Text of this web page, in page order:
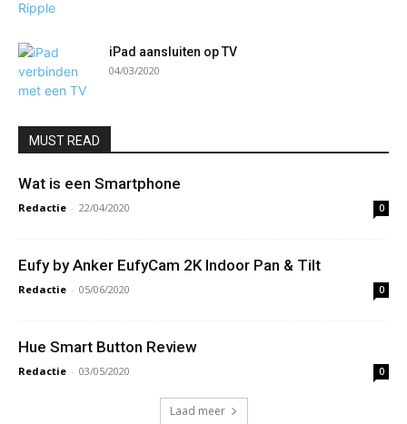
iPad aansluiten op TV
04/03/2020
MUST READ
Wat is een Smartphone
Redactie - 22/04/2020 0
Eufy by Anker EufyCam 2K Indoor Pan & Tilt
Redactie - 05/06/2020 0
Hue Smart Button Review
Redactie - 03/05/2020 0
Laad meer